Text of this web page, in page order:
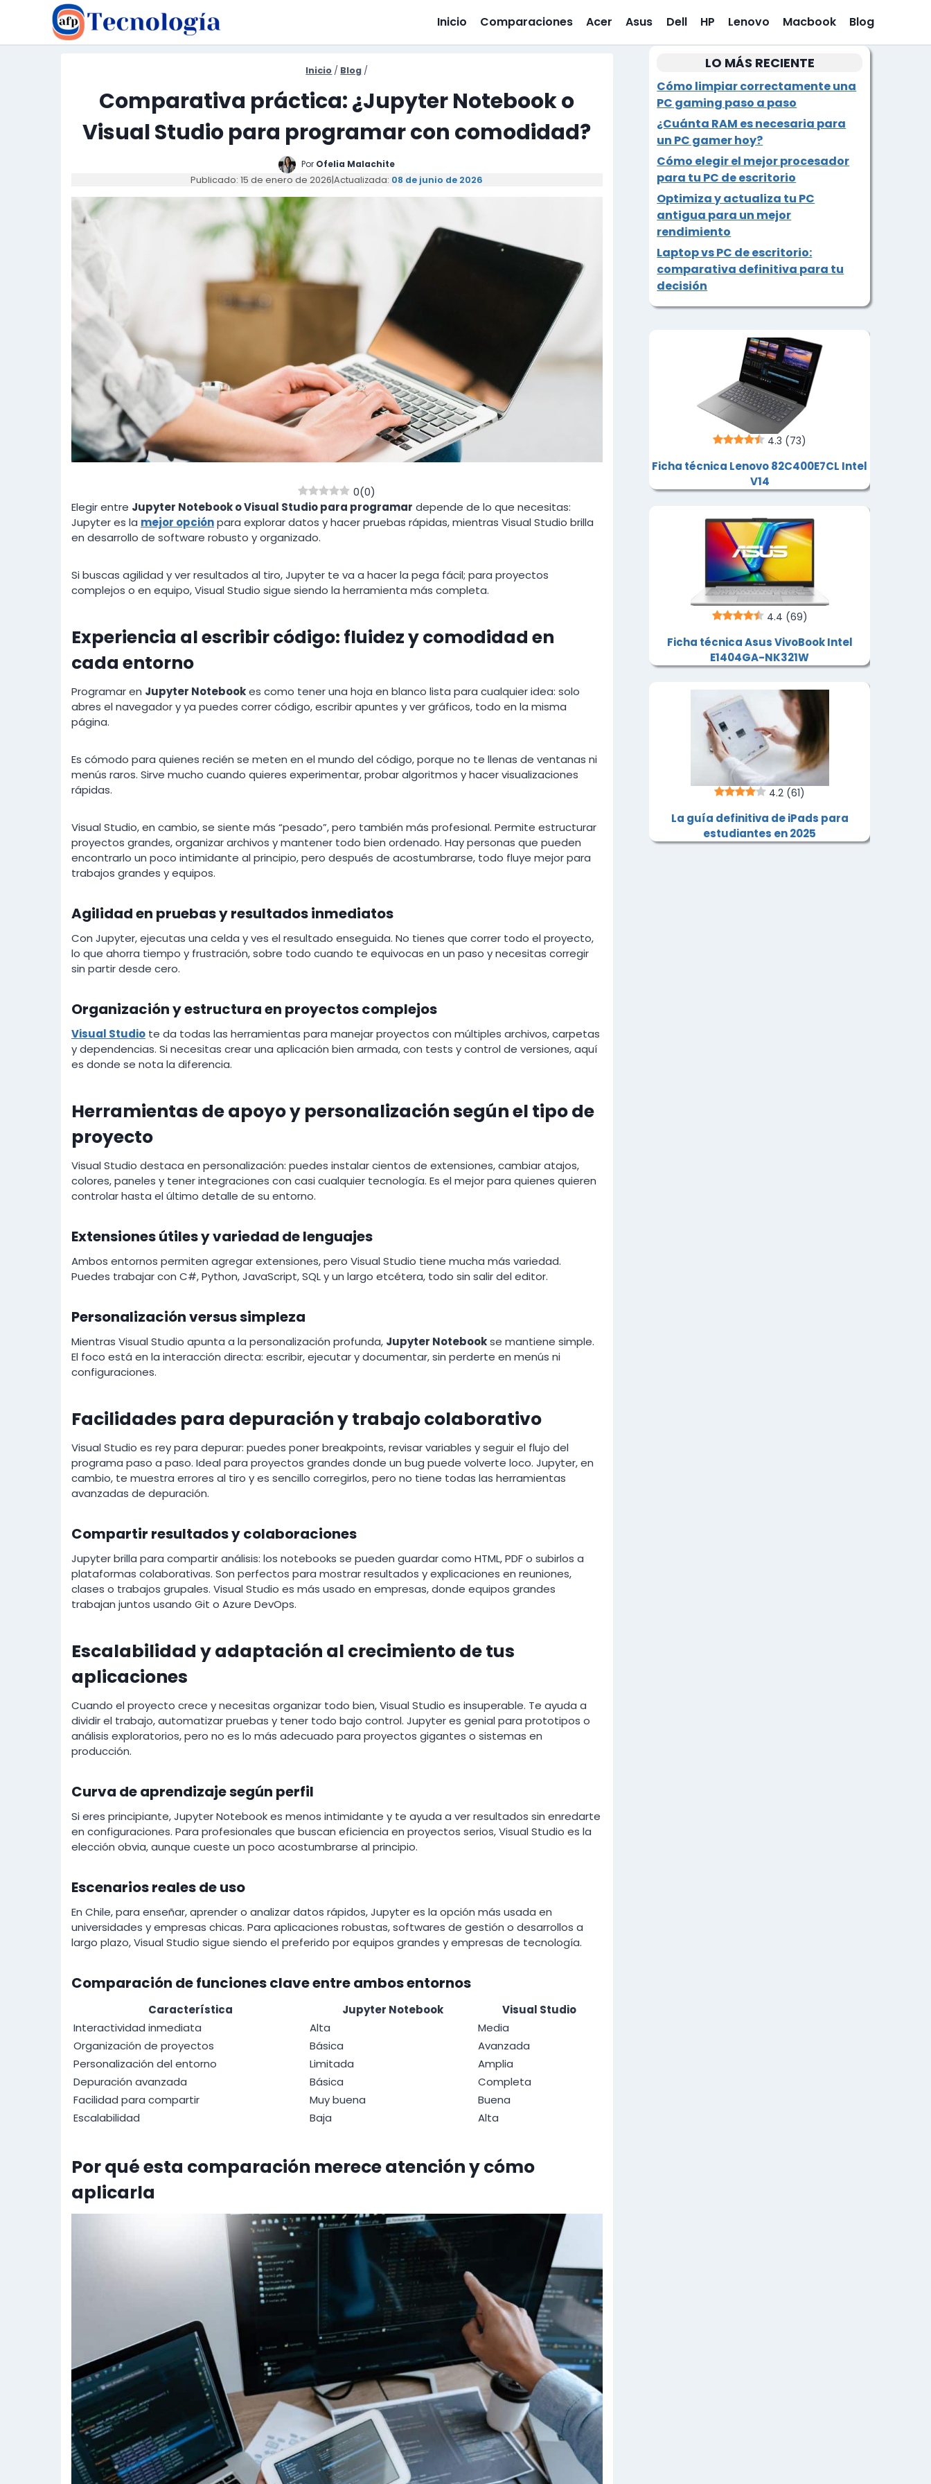
contenido
Inicio Comparaciones Acer Asus Dell HP Lenovo Macbook Blog
Inicio / Blog /
Comparativa práctica: ¿Jupyter Notebook o
Visual Studio para programar con comodidad?
Por Ofelia Malachite
Publicado: 15 de enero de 2026|Actualizada: 08 de junio de 2026
0(0)
Elegir entre Jupyter Notebook o Visual Studio para programar depende de lo que necesitas:
Jupyter es la mejor opciónpara explorar datos y hacer pruebas rápidas, mientras Visual Studio brilla
en desarrollo de software robusto y organizado.
Si buscas agilidad y ver resultados al tiro, Jupyter te va a hacer la pega fácil; para proyectos
complejos o en equipo, Visual Studio sigue siendo la herramienta más completa.
Experiencia al escribir código: fluidez y comodidad en
cada entorno
Programar en Jupyter Notebookes como tener una hoja en blanco lista para cualquier idea: solo
abres el navegador y ya puedes correr código, escribir apuntes y ver gráficos, todo en la misma
página.
Es cómodo para quienes recién se meten en el mundo del código, porque no te llenas de ventanas ni
menús raros. Sirve mucho cuando quieres experimentar, probar algoritmos y hacer visualizaciones
rápidas.
Visual Studio, en cambio, se siente más “pesado”, pero también más profesional. Permite estructurar
proyectos grandes, organizar archivos y mantener todo bien ordenado. Hay personas que pueden
encontrarlo un poco intimidante al principio, pero después de acostumbrarse, todo fluye mejor para
trabajos grandes y equipos.
Agilidad en pruebas y resultados inmediatos
Con Jupyter, ejecutas una celda y ves el resultado enseguida. No tienes que correr todo el proyecto,
lo que ahorra tiempo y frustración, sobre todo cuando te equivocas en un paso y necesitas corregir
sin partir desde cero.
Organización y estructura en proyectos complejos
Visual Studio te da todas las herramientas para manejar proyectos con múltiples archivos, carpetas
y dependencias. Si necesitas crear una aplicación bien armada, con tests y control de versiones, aquí
es donde se nota la diferencia.
Herramientas de apoyo y personalización según el tipo de
proyecto
Visual Studio destaca en personalización: puedes instalar cientos de extensiones, cambiar atajos,
colores, paneles y tener integraciones con casi cualquier tecnología. Es el mejor para quienes quieren
controlar hasta el último detalle de su entorno.
Extensiones útiles y variedad de lenguajes
Ambos entornos permiten agregar extensiones, pero Visual Studio tiene mucha más variedad.
Puedes trabajar con C#, Python, JavaScript, SQL y un largo etcétera, todo sin salir del editor.
Personalización versus simpleza
Mientras Visual Studio apunta a la personalización profunda, Jupyter Notebookse mantiene simple.
El foco está en la interacción directa: escribir, ejecutar y documentar, sin perderte en menús ni
configuraciones.
Facilidades para depuración y trabajo colaborativo
Visual Studio es rey para depurar: puedes poner breakpoints, revisar variables y seguir el flujo del
programa paso a paso. Ideal para proyectos grandes donde un bug puede volverte loco. Jupyter, en
cambio, te muestra errores al tiro y es sencillo corregirlos, pero no tiene todas las herramientas
avanzadas de depuración.
Compartir resultados y colaboraciones
Jupyter brilla para compartir análisis: los notebooks se pueden guardar como HTML, PDF o subirlos a
plataformas colaborativas. Son perfectos para mostrar resultados y explicaciones en reuniones,
clases o trabajos grupales. Visual Studio es más usado en empresas, donde equipos grandes
trabajan juntos usando Git o Azure DevOps.
Escalabilidad y adaptación al crecimiento de tus
aplicaciones
Cuando el proyecto crece y necesitas organizar todo bien, Visual Studio es insuperable. Te ayuda a
dividir el trabajo, automatizar pruebas y tener todo bajo control. Jupyter es genial para prototipos o
análisis exploratorios, pero no es lo más adecuado para proyectos gigantes o sistemas en
producción.
Curva de aprendizaje según perfil
Si eres principiante, Jupyter Notebook es menos intimidante y te ayuda a ver resultados sin enredarte
en configuraciones. Para profesionales que buscan eficiencia en proyectos serios, Visual Studio es la
elección obvia, aunque cueste un poco acostumbrarse al principio.
Escenarios reales de uso
En Chile, para enseñar, aprender o analizar datos rápidos, Jupyter es la opción más usada en
universidades y empresas chicas. Para aplicaciones robustas, softwares de gestión o desarrollos a
largo plazo, Visual Studio sigue siendo el preferido por equipos grandes y empresas de tecnología.
Comparación de funciones clave entre ambos entornos
Característica Jupyter Notebook
Visual Studio
Interactividad inmediata
Alta
Media
Organización de proyectos
Básica
Avanzada
Personalización del entorno
Limitada
Amplia
Depuración avanzada
Básica
Completa
Facilidad para compartir
Muy buena
Buena
Escalabilidad
Baja Alta
Por qué esta comparación merece atención y cómo
aplicarla
LO MÁS RECIENTE
Cómo limpiar correctamente una
PC gaming paso a paso
¿Cuánta RAM es necesaria para
un PC gamer hoy?
Cómo elegir el mejor procesador
para tu PC de escritorio
Optimiza y actualiza tu PC
antigua para un mejor
rendimiento
Laptop vs PC de escritorio:
comparativa definitiva para tu
decisión
4.3 (73)
Ficha técnica Lenovo 82C400E7CL Intel
V14
4.4 (69)
Ficha técnica Asus VivoBook Intel
E1404GA-NK321W
4.2 (61)
La guía definitiva de iPads para
estudiantes en 2025